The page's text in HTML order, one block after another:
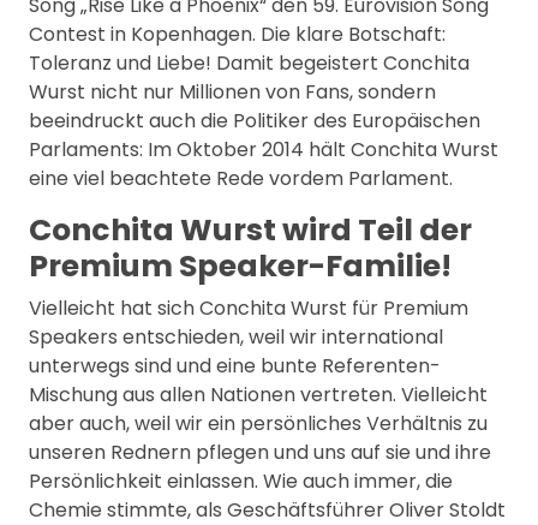
Contest in Kopenhagen. Die klare Botschaft:
Toleranz und Liebe! Damit begeistert Conchita
Wurst nicht nur Millionen von Fans, sondern
beeindruckt auch die Politiker des Europäischen
Parlaments: Im Oktober 2014 hält Conchita Wurst
eine viel beachtete Rede vordem Parlament.
Conchita Wurst wird Teil der
Premium Speaker-Familie!
Vielleicht hat sich Conchita Wurst für Premium
Speakers entschieden, weil wir international
unterwegs sind und eine bunte Referenten-
Mischung aus allen Nationen vertreten. Vielleicht
aber auch, weil wir ein persönliches Verhältnis zu
unseren Rednern pflegen und uns auf sie und ihre
Persönlichkeit einlassen. Wie auch immer, die
Chemie stimmte, als Geschäftsführer Oliver Stoldt